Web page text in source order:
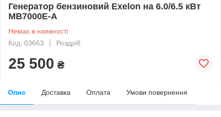
Генератор бензиновий Exelon на 6.0/6.5 кВт
MB7000E-A
Немає в наявності
Код: 03663
Роздріб
25 500 ₴
Опис Доставка Оплата Умови повернення